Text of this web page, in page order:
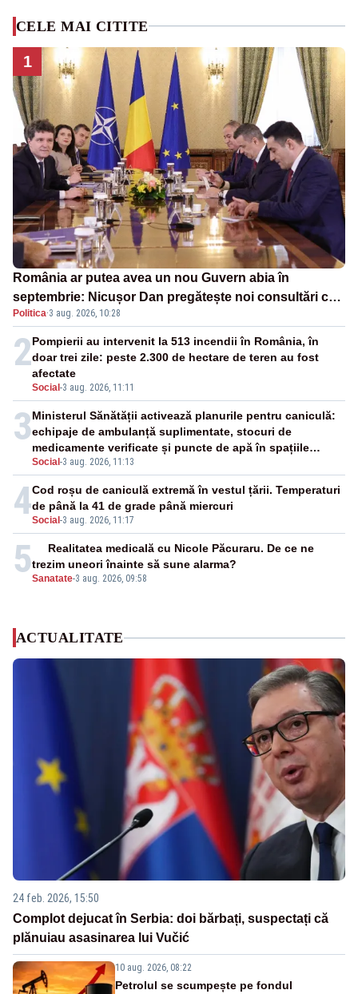
CELE MAI CITITE
1
România ar putea avea un nou Guvern abia în
septembrie: Nicușor Dan pregătește noi consultări cu
partidele după 15 august
Politica·3 aug. 2026, 10:28
2
Social -3 aug. 2026, 11:11
Pompierii au intervenit la 513 incendii în România, în
doar trei zile: peste 2.300 de hectare de teren au fost
afectate
3
Social -3 aug. 2026, 11:13
Ministerul Sănătății activează planurile pentru caniculă:
echipaje de ambulanță suplimentate, stocuri de
medicamente verificate și puncte de apă în spațiile
publice
4Social -3 aug. 2026, 11:17
Cod roșu de caniculă extremă în vestul țării. Temperaturi
de până la 41 de grade până miercuri
5Sanatate-3 aug. 2026, 09:58
Realitatea medicală cu Nicole Păcuraru. De ce ne
trezim uneori înainte să sune alarma?
ACTUALITATE
24 feb. 2026, 15:50
Complot dejucat în Serbia: doi bărbați, suspectați că
plănuiau asasinarea lui Vučić
10 aug. 2026, 08:22
Petrolul se scumpește pe fondul